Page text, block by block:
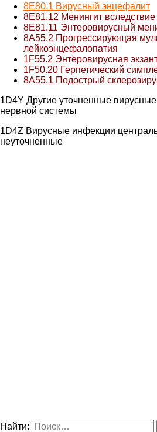
8E80.1 Вирусный энцефалит
8E81.12 Менингит
8E81.11 Энтеровирусный
8A55.2 Прогрессирующая
лейкоэнцефалопатия
1F55.2 Энтеровирусная
1F50.20 Герпетический
8A55.1 Подострый
1D4Y Другие уточненные
нервной системы
1D4Z Вирусные инфекции
неуточненные
Найти: